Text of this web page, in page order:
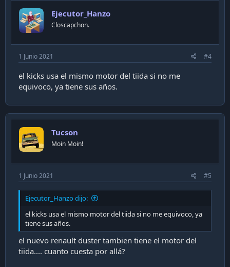
Ejecutor_Hanzo
Closcapchon.
1 Junio 2021 #4
el kicks usa el mismo motor del tiida si no me
equivoco, ya tiene sus años.
Tucson
Moin Moin!
1 Junio 2021 #5
Ejecutor_Hanzo dijo:
el kicks usa el mismo motor del tiida si no me equivoco, ya
tiene sus años.
el nuevo renault duster tambien tiene el motor del
tiida.... cuanto cuesta por allá?